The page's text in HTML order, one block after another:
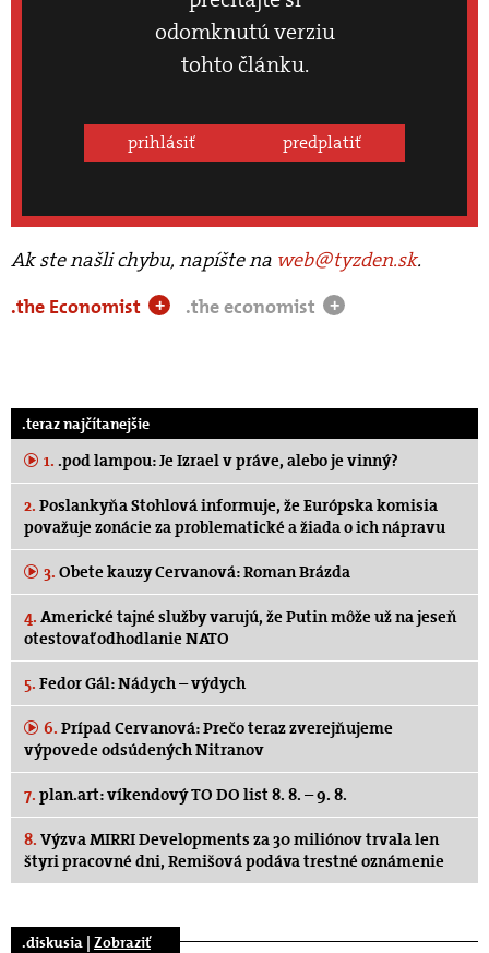
odomknutú verziu
tohto článku.
prihlásiť predplatiť
Ak ste našli chybu, napíšte na web@tyzden.sk.
.the Economist
+ .the economist +
.teraz najčítanejšie
1. .pod lampou: Je Izrael v práve, alebo je vinný?
2. Poslankyňa Stohlová informuje, že Európska komisia
považuje zonácie za problematické a žiada o ich nápravu
3. Obete kauzy Cervanová: Roman Brázda
4. Americké tajné služby varujú, že Putin môže už na jeseň
otestovať odhodlanie NATO
5. Fedor Gál: Nádych – výdych
6. Prípad Cervanová: Prečo teraz zverejňujeme
výpovede odsúdených Nitranov
7. plan.art: víkendový TO DO list 8. 8. – 9. 8.
8. Výzva MIRRI Developments za 30 miliónov trvala len
štyri pracovné dni, Remišová podáva trestné oznámenie
.diskusia | Zobraziť